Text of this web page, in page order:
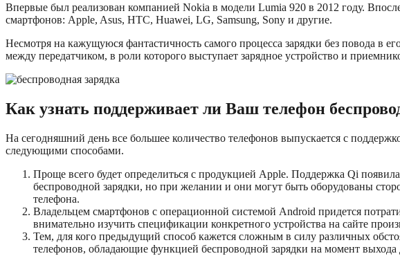
Впервые был реализован компанией Nokia в модели Lumia 920 в 2012 году.
смартфонов: Apple, Asus, HTC, Huawei, LG, Samsung, Sony и другие.
Несмотря на кажущуюся фантастичность самого процесса зарядки без повода в
между передатчиком, в роли которого выступает зарядное устройство и
Как узнать поддерживает ли Ваш телефон
На сегодняшний день все большее количество телефонов выпускается с
следующими способами.
Проще всего будет определиться с продукцией Apple. Поддержка Qi
беспроводной зарядки, но при желании и они могут быть оборудованы
телефона.
Владельцем смартфонов с операционной системой Android придется
внимательно изучить спецификации конкретного устройства на сайте
Тем, для кого предыдущий способ кажется сложным в силу различных
телефонов, обладающие функцией беспроводной зарядки на момент выхода